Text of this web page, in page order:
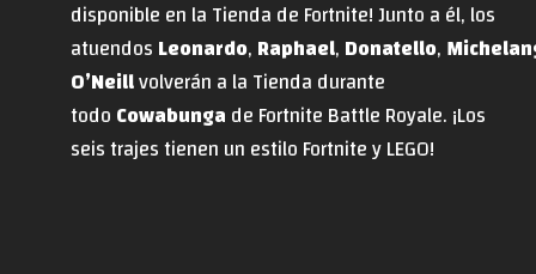
disponible en la Tienda de Fortnite! Junto a él, los
atuendosLeonardo,Raphael,Donatello,
O’Neillvolverán a la Tienda durante
todoCowabungade Fortnite Battle Royale. ¡Los
seis trajes tienen un estilo Fortnite y LEGO!